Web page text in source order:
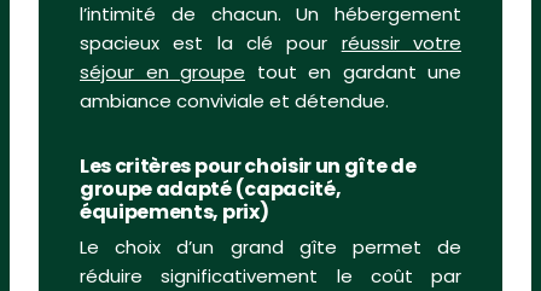
l’intimité de chacun. Un hébergement
spacieux est la clé pour réussir votre
séjour en groupe tout en gardant une
ambiance conviviale et détendue.
Les critères pour choisir un gîte de
groupe adapté (capacité,
équipements, prix)
Le choix d’un grand gîte permet de
réduire significativement le coût par